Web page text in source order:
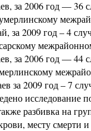
за 2006 год — 36
за 2009 год – 4
за 2006 год — 44
за 2009 год – 7
исследование
разбивка на
месту смерти